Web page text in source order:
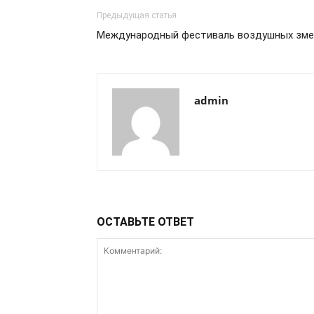
Предыдущая статья
Международный фестиваль воздушных
admin
ОСТАВЬТЕ ОТВЕТ